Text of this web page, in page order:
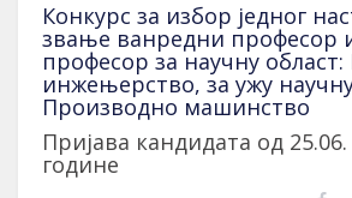
Конкурс за избор једног
звање ванредни професор
професор за научну
инжењерство, за ужу
Производно машинство
Пријава кандидата од 25.06.
године